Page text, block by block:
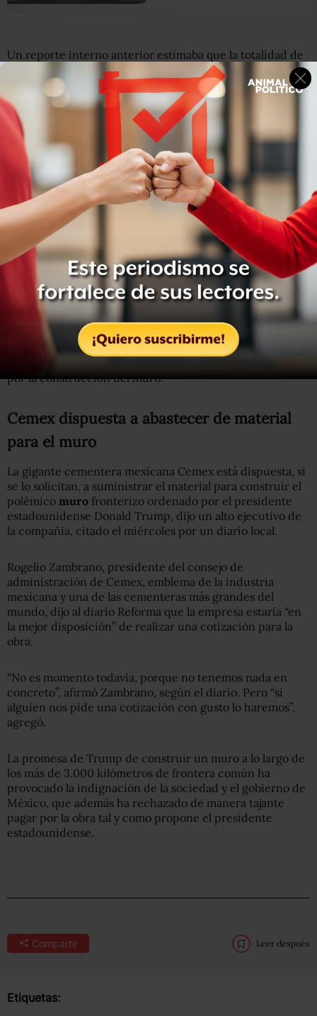
Un reporte interno anterior estimaba que la totalidad de
onstrucción del muro costaría unos 21.6 mil
millones de dólares.
Leer:
En el mundo hay 70 muros fronterizos (más el que
quiere construir Trump con México)
Ayer, durante su discurso sobre el Estado de la Unión,
Trump prometió ante una sesión conjunta de las dos
cámaras del Congreso estadounidenseel “pronto” inicio
de la construcción del polémico muro en la frontera con
Méxic
o, con el objetivo de frenar “las drogas y el crimen”.
“Mientras hablamos, estamos removiendo pandilleros,
vendedores de drogas y criminales que amenazan
nuestras comunidades y a nuestros niños. Esos tipos se
están yendo mientras hablamos aquí esta noche, tal como
yo lo había prometido”, dijo el presidente.
El gobierno mexicano ha dicho que no pagará un peso
por la construcción del muro.
Cemex dispuesta a abastecer de material
para el muro
La gigante cementera mexicana Cemex está dispuesta, si
se lo solicitan, a suministrar el material para construir el
polémico muro fronterizo ordenado por el presidente
estadounidense Donald Trump, dijo un alto ejecutivo de
la compañía, citado el miércoles por un diario local.
Rogelio Zambrano, presidente del consejo de
administración de Cemex, emblema de la industria
mexicana y una de las cementeras más grandes del
mundo, dijo al diario Reforma que la empresa estaría “en
la mejor disposición” de realizar una cotización para la
obra.
“No es momento todavía, porque no tenemos nada en
concreto”, afirmó Zambrano, según el diario. Pero “si
alguien nos pide una cotización con gusto lo haremos”,
agregó.
La promesa de Trump de construir un muro a lo largo de
los más de 3.000 kilómetros de frontera común ha
provocado la indignación de la sociedad y el gobierno de
México, que además ha rechazado de manera tajante
pagar por la obra tal y como propone el presidente
estadounidense.
Compartir Leer después
Etiquetas: